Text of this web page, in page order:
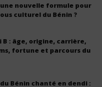
une nouvelle formule pour
culturel du Bénin ?
B : âge, origine, carrière,
fortune et parcours du
Bénin chanté en dendi :